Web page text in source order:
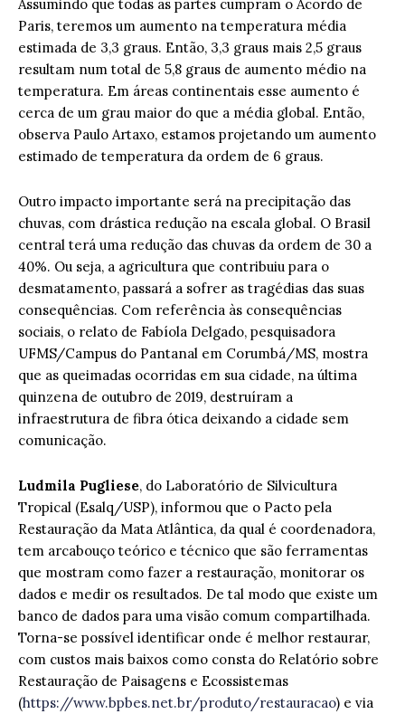
Assumindo que todas as partes cumpram o Acordo de
Paris, teremos um aumento na temperatura média
estimada de 3,3 graus. Então, 3,3 graus mais 2,5 graus
resultam num total de 5,8 graus de aumento médio na
temperatura. Em áreas continentais esse aumento é
cerca de um grau maior do que a média global. Então,
observa Paulo Artaxo, estamos projetando um aumento
estimado de temperatura da ordem de 6 graus.
Outro impacto importante será na precipitação das
chuvas, com drástica redução na escala global. O Brasil
central terá uma redução das chuvas da ordem de 30 a
40%. Ou seja, a agricultura que contribuiu para o
desmatamento, passará a sofrer as tragédias das suas
consequências. Com referência às consequências
sociais, o relato de Fabíola Delgado, pesquisadora
UFMS/Campus do Pantanal em Corumbá/MS, mostra
que as queimadas ocorridas em sua cidade, na última
quinzena de outubro de 2019, destruíram a
infraestrutura de fibra ótica deixando a cidade sem
comunicação.
Ludmila Pugliese, do Laboratório de Silvicultura
Tropical (Esalq/USP), informou que o Pacto pela
Restauração da Mata Atlântica, da qual é coordenadora,
tem arcabouço teórico e técnico que são ferramentas
que mostram como fazer a restauração, monitorar os
dados e medir os resultados. De tal modo que existe um
banco de dados para uma visão comum compartilhada.
Torna-se possível identificar onde é melhor restaurar,
com custos mais baixos como consta do Relatório sobre
Restauração de Paisagens e Ecossistemas
(https://www.bpbes.net.br/produto/restauracao) e via